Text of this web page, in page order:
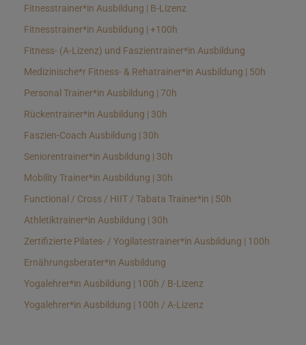
Fitnesstrainer*in Ausbildung | B-Lizenz
Fitnesstrainer*in Ausbildung | +100h
Fitness- (A-Lizenz) und Faszientrainer*in Ausbildung
Medizinische*r Fitness- & Rehatrainer*in Ausbildung | 50h
Personal Trainer*in Ausbildung | 70h
Rückentrainer*in Ausbildung | 30h
Faszien-Coach Ausbildung | 30h
Seniorentrainer*in Ausbildung | 30h
Mobility Trainer*in Ausbildung | 30h
Functional / Cross / HIIT / Tabata Trainer*in | 50h
Athletiktrainer*in Ausbildung | 30h
Zertifizierte Pilates- / Yogilatestrainer*in Ausbildung | 100h
Ernährungsberater*in Ausbildung
Yogalehrer*in Ausbildung | 100h / B-Lizenz
Yogalehrer*in Ausbildung | 100h / A-Lizenz